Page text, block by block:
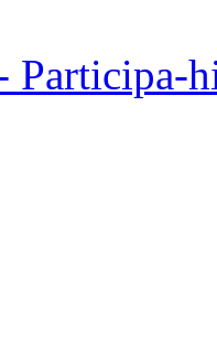
Participa-